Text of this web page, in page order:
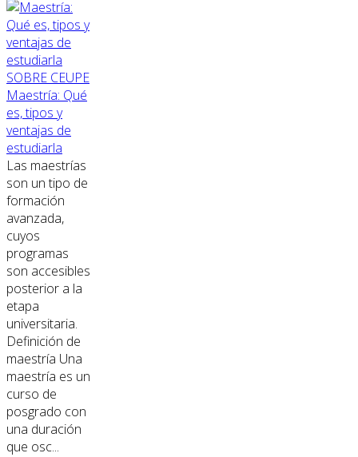
SOBRE CEUPE
Maestría: Qué
es, tipos y
ventajas de
estudiarla
Las maestrías
son un tipo de
formación
avanzada,
cuyos
programas
son accesibles
posterior a la
etapa
universitaria.
Definición de
maestría Una
maestría es un
curso de
posgrado con
una duración
que osc...